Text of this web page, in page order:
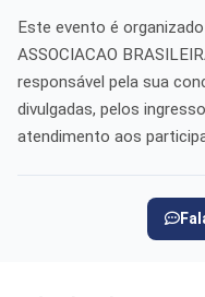
Este evento é
ASSOCIACAO
responsável pela sua
divulgadas, pelos
atendimento aos